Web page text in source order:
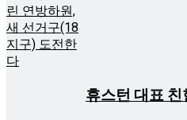
휴스턴 대표